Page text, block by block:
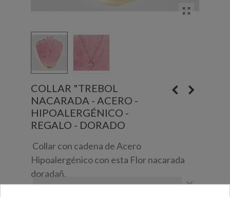
COLLAR "TREBOL
NACARADA - ACERO -
HIPOALERGÉNICO -
REGALO - DORADO
Collar con cadena de Acero
Hipoalergénico con esta Flor nacarada
doradañ.
×